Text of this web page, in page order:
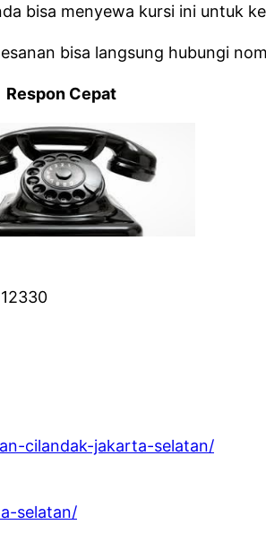
bisa menyewa kursi ini untuk
bisa langsung hubungi
Respon Cepat
cilandak-jakarta-selatan/
selatan/